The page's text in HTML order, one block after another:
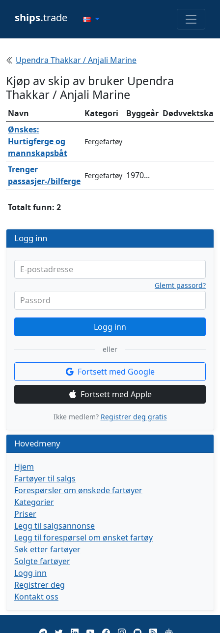
ships.trade
Upendra Thakkar / Anjali Marine
Kjøp av skip av bruker Upendra
Thakkar / Anjali Marine
Navn Kategori Byggeår
Ønskes:
Hurtigferge og
mannskapsbåt
Fergefartøy
Trenger
passasjer-/bilferge
Fergefartøy 1970...
Totalt funn: 2
Logg inn
E-postadresse
Passord
Glemt passord?
Logg inn
eller
Fortsett med Google
Fortsett med Apple
Ikke medlem? Registrer deg gratis
Hovedmeny
Hjem
Fartøyer til salgs
Forespørsler om ønskede fartøyer
Kategorier
Priser
Legg til salgsannonse
Legg til forespørsel om ønsket fartøy
Søk etter fartøyer
Solgte fartøyer
Logg inn
Registrer deg
Kontakt oss